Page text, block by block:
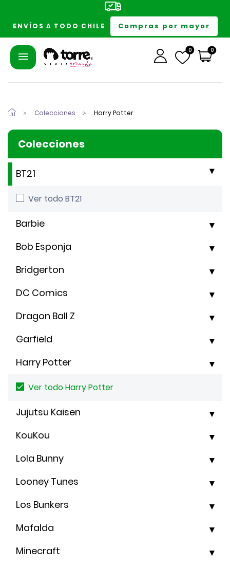
ENVÍOS A TODO CHILE Compras por mayor
0 0
Colecciones Harry Potter
Colecciones
Ver todo BT21
BT21
Barbie
Bob Esponja
Bridgerton
DC Comics
Dragon Ball Z
Garfield
Ver todo Harry Potter
Harry Potter
Jujutsu Kaisen
KouKou
Lola Bunny
Looney Tunes
Los Bunkers
Mafalda
Minecraft